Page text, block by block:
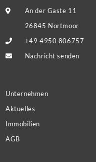
An der Gaste 11
26845 Nortmoor
+49 4950 806757
Nachricht senden
Unternehmen
Aktuelles
Immobilien
AGB